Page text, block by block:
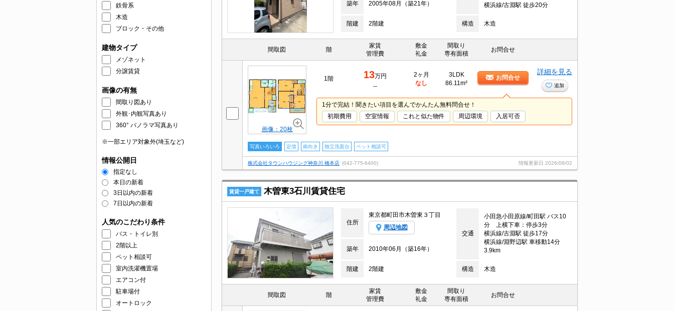
鉄骨系
木造
ブロック・その他
建物タイプ
メゾネット
分譲賃貸
画像の有無
間取り図あり
外観･内観写真あり
360° パノラマ写真あり
※一部エリア対象外(埼玉など)
情報公開日
指定なし
本日の新着
3日以内の新着
7日以内の新着
人気のこだわり条件
バス・トイレ別
2階以上
ペット相談可
室内洗濯機置場
エアコン付
駐車場付
オートロック
横浜線/古淵駅 徒歩20分
築年 2005年08月（築21年）
階建 2階建 構造 木造
間取図 階
家賃
管理費
敷金
礼金
間取り
専有面積
お問合せ
画像：20枚
1階 13万円
--
2ヶ月
なし
3LDK
86.11m²
お問合せ
詳細を見る
追加
1分で完結！聞きたい項目を選んでかんたん無料問合せ！
初期費用
空室情報 これと似た物件 周辺環境 入居可否
写真いろいろ 定借 南向き 独立洗面台 ペット相談可
株式会社タウンハウジング神奈川 橋本店 (042-775-6400) 情報更新日 2026/08/02
賃貸一戸建て 木曽東3石川賃貸住宅
住所
東京都町田市木曽東３丁目
周辺地図
交通
小田急小田原線/町田駅 バス10
分 上横下車：停歩3分
横浜線/古淵駅 徒歩17分
横浜線/淵野辺駅 車移動14分
3.9km
築年 2010年06月（築16年）
階建 2階建 構造 木造
間取図 階
家賃
管理費
敷金
礼金
間取り
専有面積
お問合せ